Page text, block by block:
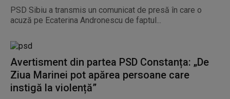
PSD Sibiu a transmis un comunicat de presă în care o
acuză pe Ecaterina Andronescu de faptul...
Avertisment din partea PSD Constanța: „De
Ziua Marinei pot apărea persoane care
instigă la violență”